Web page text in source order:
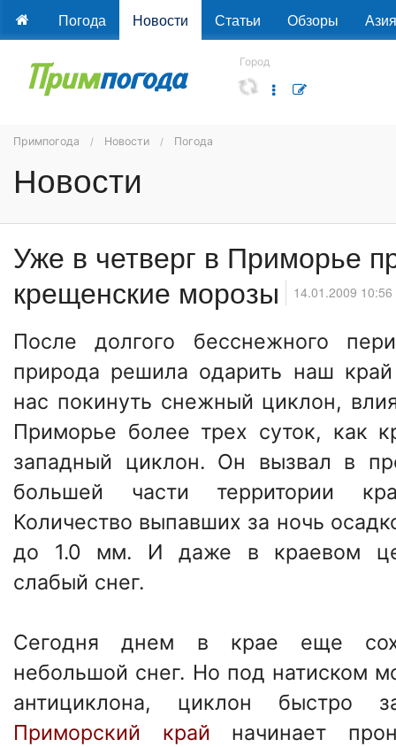
Погода Новости Статьи Обзоры Азия
Город
Примпогода Новости Погода
Новости
Уже в четверг в Приморье
крещенские морозы
14.01.2009 10:56
После долгого бесснежного
природа решила одарить наш
нас покинуть снежный циклон,
Приморье более трех суток, как
западный циклон. Он вызвал в
большей части территории
Количество выпавших за ночь
до 1.0 мм. И даже в краевом
слабый снег.
Сегодня днем в крае еще
небольшой снег. Но под натиском
антициклона, циклон быстро
Приморский край начинает